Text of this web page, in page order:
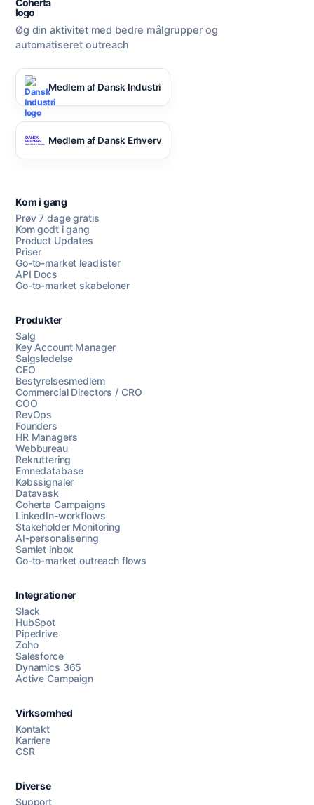
Chat med os
AI Campaign Assist
Øg din aktivitet med bedre målgrupper og
automatiseret outreach
Medlem af Dansk Industri
Medlem af Dansk Erhverv
Kom i gang
Prøv 7 dage gratis
Kom godt i gang
Product Updates
Priser
Go-to-market leadlister
API Docs
Go-to-market skabeloner
Produkter
Salg
Key Account Manager
Salgsledelse
CEO
Bestyrelsesmedlem
Commercial Directors / CRO
COO
RevOps
Founders
HR Managers
Webbureau
Rekruttering
Emnedatabase
Købssignaler
Datavask
Coherta Campaigns
LinkedIn-workflows
Stakeholder Monitoring
AI-personalisering
Samlet inbox
Go-to-market outreach flows
Integrationer
Slack
HubSpot
Pipedrive
Zoho
Salesforce
Dynamics 365
Active Campaign
Virksomhed
Kontakt
Karriere
CSR
Diverse
Support